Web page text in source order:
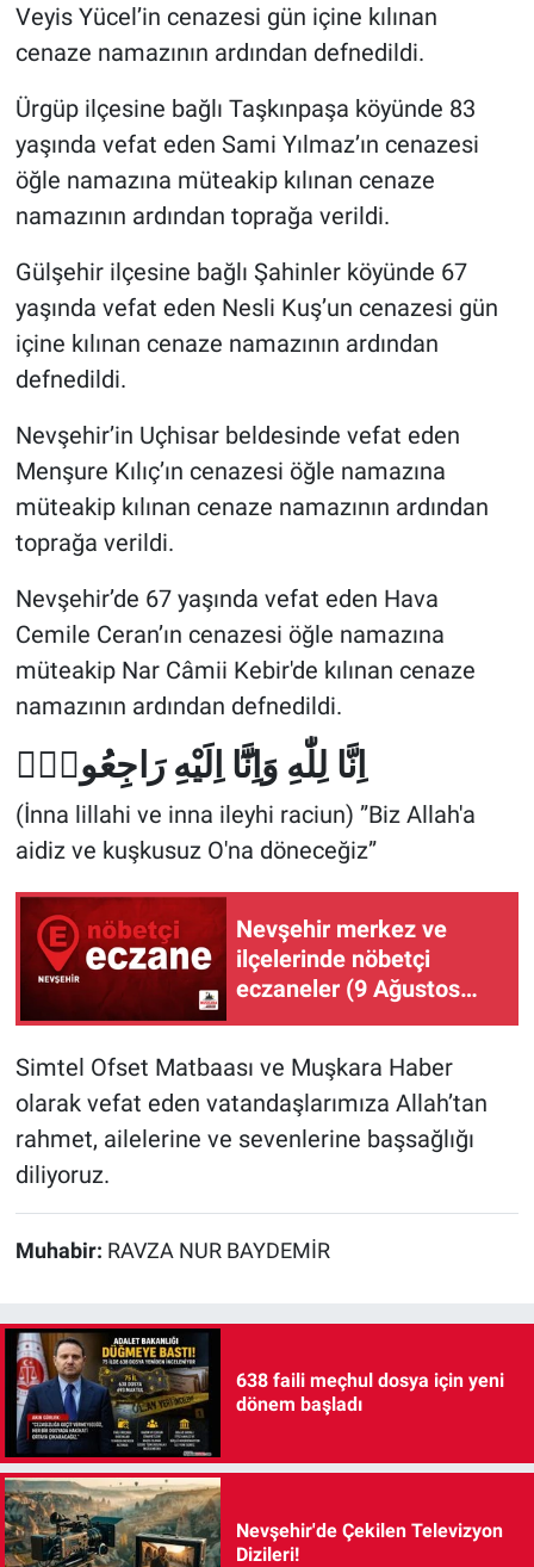
Veyis Yücel’in cenazesi gün içine kılınan
cenaze namazının ardından defnedildi.
Ürgüp ilçesine bağlı Taşkınpaşa köyünde 83
yaşında vefat eden Sami Yılmaz’ın cenazesi
öğle namazına müteakip kılınan cenaze
namazının ardından toprağa verildi.
Gülşehir ilçesine bağlı Şahinler köyünde 67
yaşında vefat eden Nesli Kuş’un cenazesi gün
içine kılınan cenaze namazının ardından
defnedildi.
Nevşehir’in Uçhisar beldesinde vefat eden
Menşure Kılıç’ın cenazesi öğle namazına
müteakip kılınan cenaze namazının ardından
toprağa verildi.
Nevşehir’de 67 yaşında vefat eden Hava
Cemile Ceran’ın cenazesi öğle namazına
müteakip Nar Câmii Kebir'de kılınan cenaze
namazının ardından defnedildi.
اِنَّا لِلّٰهِ وَاِنَّٓا اِلَيْهِ رَاجِعُونَۜ
(İnna lillahi ve inna ileyhi raciun) ‎”Biz Allah'a
aidiz ve kuşkusuz O'na döneceğiz”
Nevşehir merkez ve
ilçelerinde nöbetçi
eczaneler (9 Ağustos
Simtel Ofset Matbaası ve Muşkara Haber
olarak vefat eden vatandaşlarımıza Allah’tan
rahmet, ailelerine ve sevenlerine başsağlığı
diliyoruz.
Muhabir: RAVZA NUR BAYDEMİR
638 faili meçhul dosya için yeni
dönem başladı
Nevşehir'de Çekilen Televizyon
Dizileri!